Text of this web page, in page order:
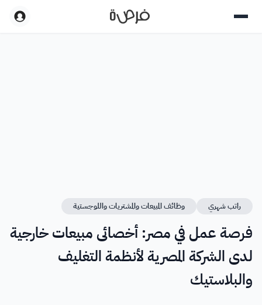
راتب شهري وظائف المبيعات والمشتريات واللوجستية
فرصة عمل في مصر: أخصائى مبيعات خارجية
لدى الشركة المصرية لأنظمة التغليف
والبلاستيك